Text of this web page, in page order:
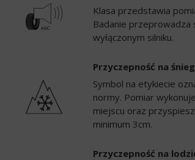
Klasa przedstawia
Badanie
wyłączonym silniku.
Przyczepność na
Symbol na etykiecie
normy. Pomiar
miejscu oraz
minimum 3cm.
Przyczepność na